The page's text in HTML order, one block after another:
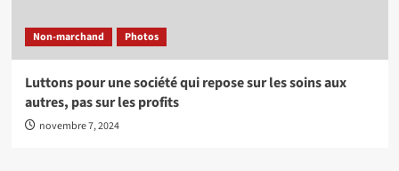
Non-marchand Photos
Luttons pour une société qui repose sur les soins aux
autres, pas sur les profits
novembre 7, 2024